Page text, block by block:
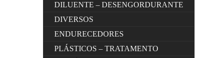
DILUENTE – DESENGORDURANTE
DIVERSOS
ENDURECEDORES
PLÁSTICOS – TRATAMENTO